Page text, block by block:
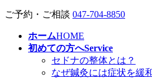
ご予約・ご相談 047-704-8850
ホームHOME
初めての方へService
セドナの整体とは？
なぜ鍼灸には症状を緩